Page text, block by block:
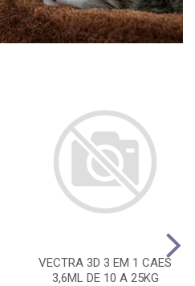
VECTRA 3D 3 EM 1 CAES
3,6ML DE 10 A 25KG